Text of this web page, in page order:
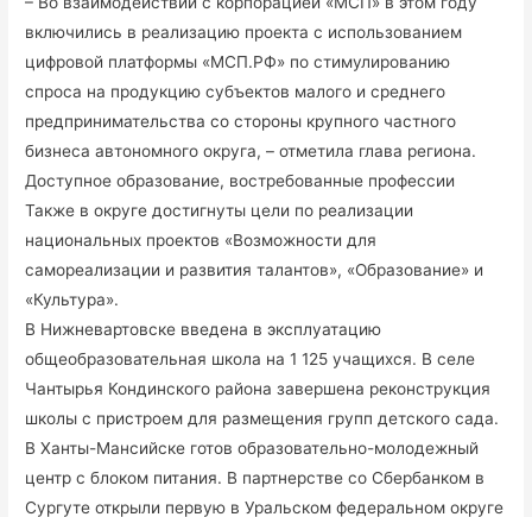
включились в реализацию проекта с использованием
цифровой платформы «МСП.РФ» по стимулированию
спроса на продукцию субъектов малого и среднего
предпринимательства со стороны крупного частного
бизнеса автономного округа, – отметила глава региона.
Доступное образование, востребованные профессии
Также в округе достигнуты цели по реализации
национальных проектов «Возможности для
самореализации и развития талантов», «Образование» и
«Культура».
В Нижневартовске введена в эксплуатацию
общеобразовательная школа на 1 125 учащихся. В селе
Чантырья Кондинского района завершена реконструкция
школы с пристроем для размещения групп детского сада.
В Ханты-Мансийске готов образовательно-молодежный
центр с блоком питания. В партнерстве со Сбербанком в
Сургуте открыли первую в Уральском федеральном округе